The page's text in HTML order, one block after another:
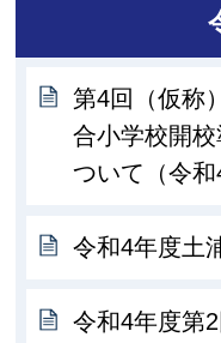
第4回（仮称
合小学校開
ついて（令和
令和4年度土
令和4年度第